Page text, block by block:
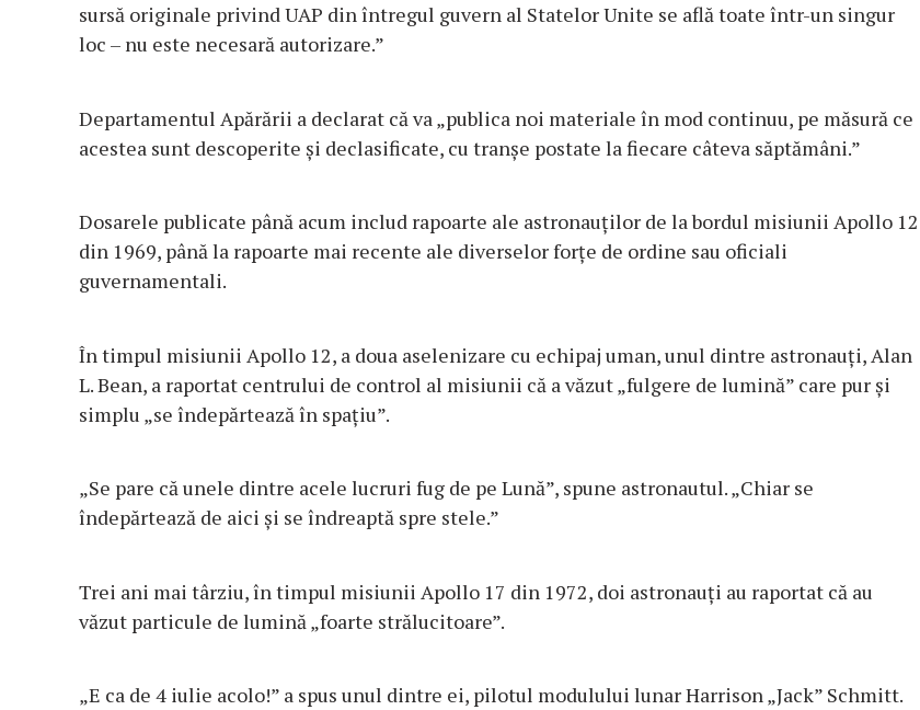
sursă originale privind UAP din întregul guvern al Statelor Unite se află toate într-un singur
loc – nu este necesară autorizare.”
Departamentul Apărării a declarat că va „publica noi materiale în mod continuu, pe măsură ce
acestea sunt descoperite și declasificate, cu tranșe postate la fiecare câteva săptămâni.”
Dosarele publicate până acum includ rapoarte ale astronauților de la bordul misiunii Apollo 12
din 1969, până la rapoarte mai recente ale diverselor forțe de ordine sau oficiali
guvernamentali.
În timpul misiunii Apollo 12, a doua aselenizare cu echipaj uman, unul dintre astronauți, Alan
L. Bean, a raportat centrului de control al misiunii că a văzut „fulgere de lumină” care pur și
simplu „se îndepărtează în spațiu”.
„Se pare că unele dintre acele lucruri fug de pe Lună”, spune astronautul. „Chiar se
îndepărtează de aici și se îndreaptă spre stele.”
Trei ani mai târziu, în timpul misiunii Apollo 17 din 1972, doi astronauți au raportat că au
văzut particule de lumină „foarte strălucitoare”.
„E ca de 4 iulie acolo!” a spus unul dintre ei, pilotul modulului lunar Harrison „Jack” Schmitt.